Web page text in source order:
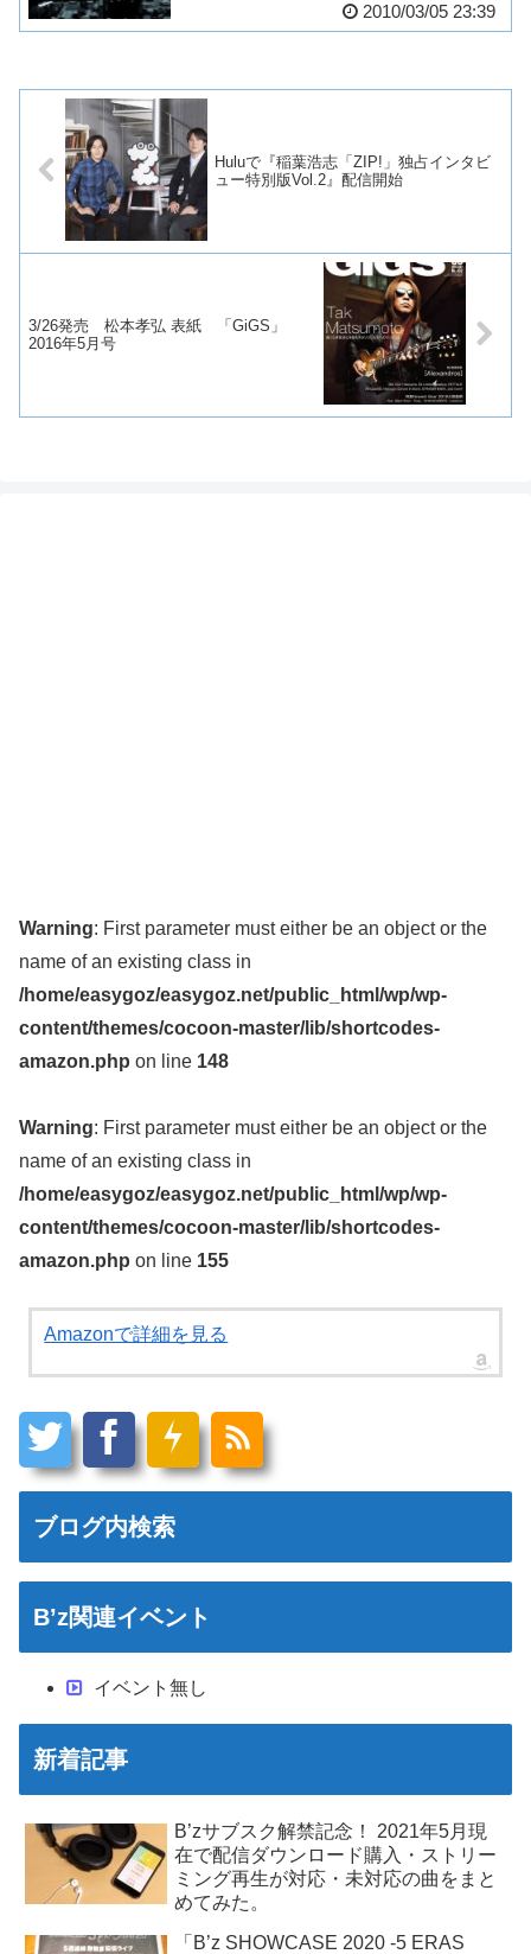
2010/03/05 23:39
Huluで『稲葉浩志「ZIP!」独占インタビ
ュー特別版Vol.2』配信開始
3/26発売 松本孝弘 表紙 「GiGS」
2016年5月号
Warning: First parameter must either be an object or the
name of an existing class in
/home/easygoz/easygoz.net/public_html/wp/wp-
content/themes/cocoon-master/lib/shortcodes-
amazon.php on line 148
Warning: First parameter must either be an object or the
name of an existing class in
/home/easygoz/easygoz.net/public_html/wp/wp-
content/themes/cocoon-master/lib/shortcodes-
amazon.php on line 155
Amazonで詳細を見る
ブログ内検索
B’z関連イベント
イベント無し
新着記事
B’zサブスク解禁記念！ 2021年5月現
在で配信ダウンロード購入・ストリー
ミング再生が対応・未対応の曲をまと
めてみた。
「B’z SHOWCASE 2020 -5 ERAS